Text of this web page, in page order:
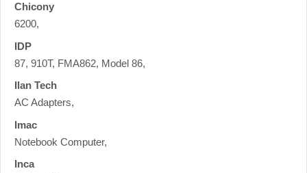
Chicony
6200,
IDP
87, 910T, FMA862, Model 86,
Ilan Tech
AC Adapters,
Imac
Notebook Computer,
Inca